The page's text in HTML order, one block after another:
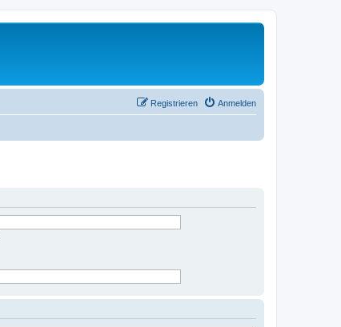
Anmelden
Registrieren